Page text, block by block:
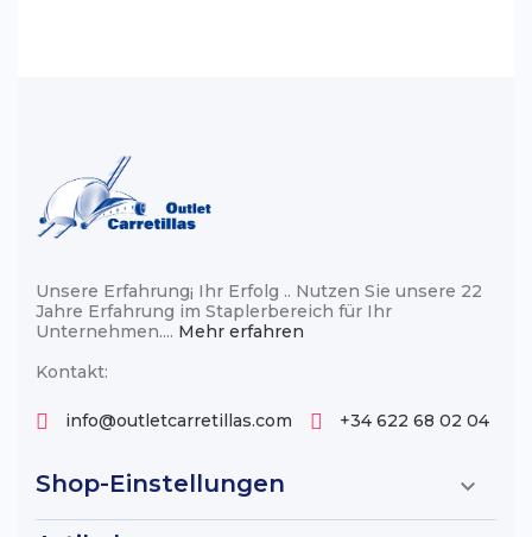
Unsere Erfahrung¡ Ihr Erfolg .. Nutzen Sie unsere 22
Jahre Erfahrung im Staplerbereich für Ihr
Unternehmen.... Mehr erfahren
Kontakt:
info@outletcarretillas.com +34 622 68 02 04
Shop-Einstellungen
